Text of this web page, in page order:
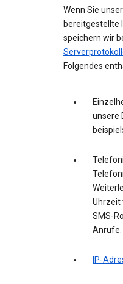
Wenn Sie
bereitgestellte
speichern wir
Folgendes
unsere
Uhrzeit
SMS-
Anrufe.
IP-